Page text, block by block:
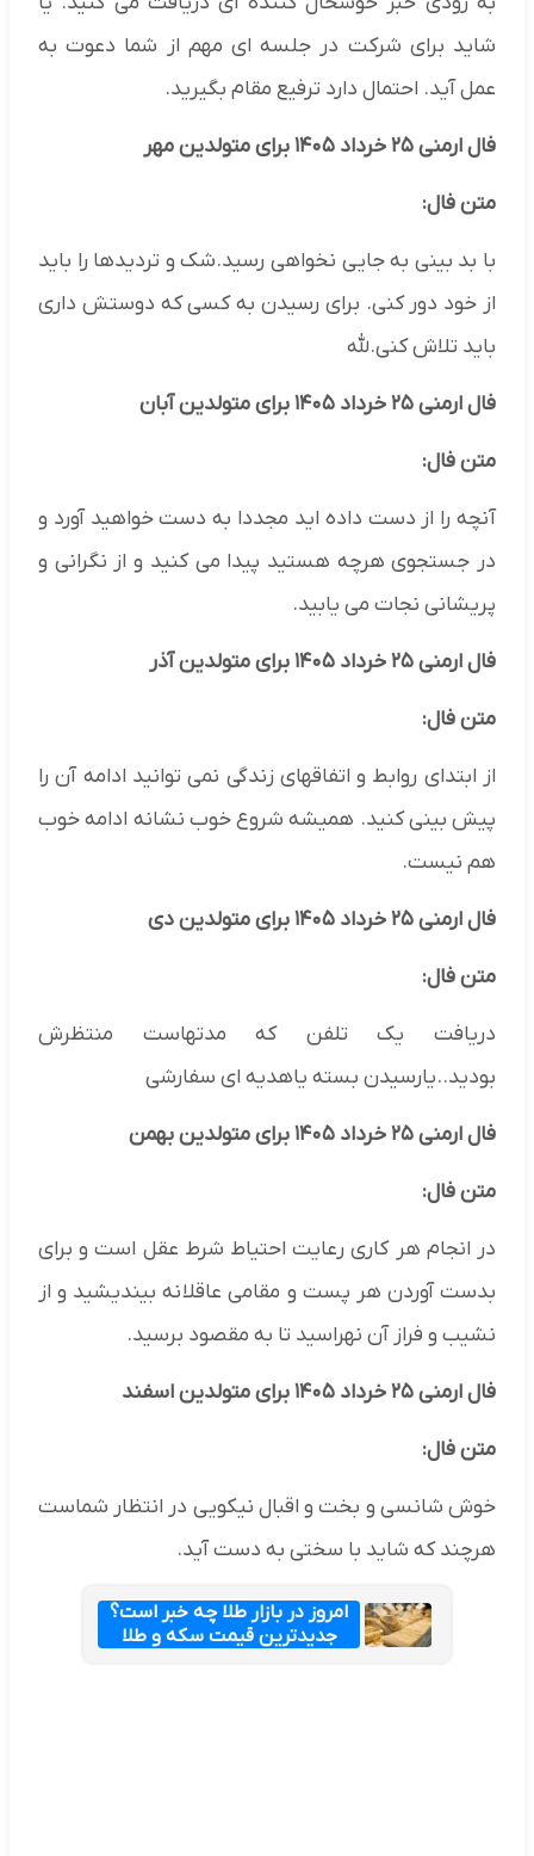
شاید برای شرکت در جلسه ای مهم از شما دعوت به
عمل آید. احتمال دارد ترفیع مقام بگیرید.
فال ارمنی ۲۵ خرداد ۱۴۰۵ برای متولدین مهر
متن فال:
با بد بینی به جایی نخواهی رسید.شک و تردیدها را باید
از خود دور کنی. برای رسیدن به کسی که دوستش داری
باید تلاش کنی.لله
فال ارمنی ۲۵ خرداد ۱۴۰۵ برای متولدین آبان
متن فال:
آنچه را از دست داده اید مجددا به دست خواهید آورد و
در جستجوی هرچه هستید پیدا می کنید و از نگرانی و
پریشانی نجات می یابید.
فال ارمنی ۲۵ خرداد ۱۴۰۵ برای متولدین آذر
متن فال:
از ابتدای روابط و اتفاقهای زندگی نمی توانید ادامه آن را
پیش بینی کنید. همیشه شروع خوب نشانه ادامه خوب
هم نیست.
فال ارمنی ۲۵ خرداد ۱۴۰۵ برای متولدین دی
متن فال:
دریافت یک تلفن که مدتهاست منتظرش
بودید..یارسیدن بسته یاهدیه ای سفارشی
فال ارمنی ۲۵ خرداد ۱۴۰۵ برای متولدین بهمن
متن فال:
در انجام هر کاری رعایت احتیاط شرط عقل است و برای
بدست آوردن هر پست و مقامی عاقلانه بیندیشید و از
نشیب و فراز آن نهراسید تا به مقصود برسید.
فال ارمنی ۲۵ خرداد ۱۴۰۵ برای متولدین اسفند
متن فال:
خوش شانسی و بخت و اقبال نیکویی در انتظار شماست
هرچند که شاید با سختی به دست آید.
امروز در بازار طلا چه خبر است؟
جدیدترین قیمت سکه و طلا